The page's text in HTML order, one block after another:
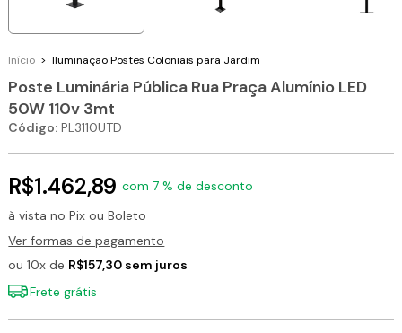
Início > Iluminação Postes Coloniais para Jardim
Poste Luminária Pública Rua Praça Alumínio LED
50W 110v 3mt
Código: PL3110UTD
R$1.462,89 com 7 % de desconto
à vista no Pix ou Boleto
Ver formas de pagamento
ou 10x de R$157,30 sem juros
Frete grátis